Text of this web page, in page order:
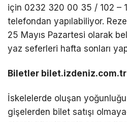
için 0232 320 00 35 / 102 –
telefondan yapılabiliyor.
25 Mayıs Pazartesi olarak
yaz seferleri hafta sonları
Biletler
İskelelerde oluşan
gişelerden bilet satışı